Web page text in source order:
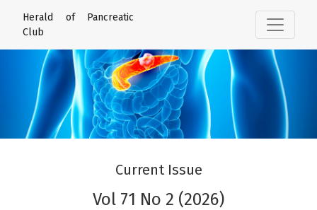
Herald of Pancreatic Club
Herald of Pancreatic
Club
Current Issue
Vol 71 No 2 (2026)